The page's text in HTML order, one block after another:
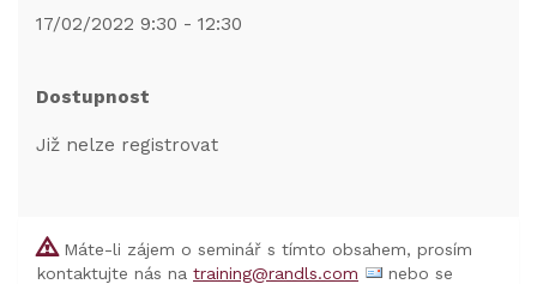
17/02/2022 9:30 - 12:30
Dostupnost
Již nelze registrovat
Máte-li zájem o seminář s tímto obsahem, prosím
kontaktujte nás na training@randls.com
nebo se